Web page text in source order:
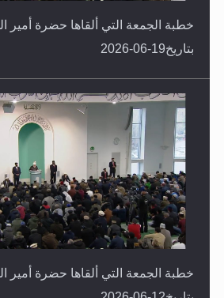
خطبة الجمعة التي ألقاها حضرة أمير
بتاريخ19-06-2026
خطبة الجمعة التي ألقاها حضرة أمير